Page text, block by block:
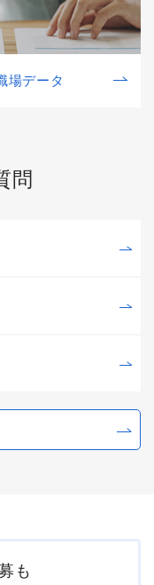
場データ
問
も